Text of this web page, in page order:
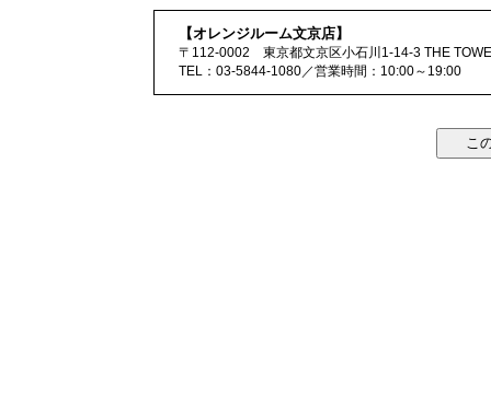
【オレンジルーム文京店】
〒112-0002 東京都文京区小石川1-14-3 THE
TEL：03-5844-1080／営業時間：10:00～19:00